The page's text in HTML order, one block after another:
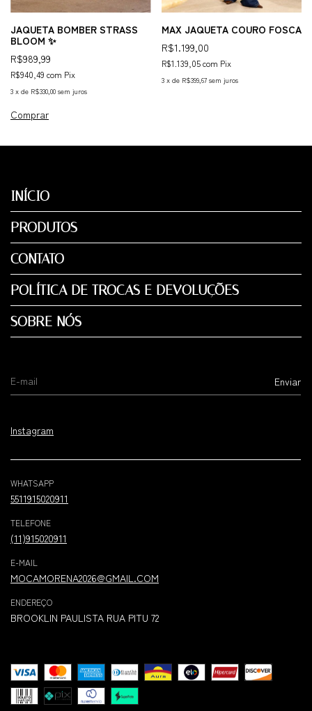
JAQUETA BOMBER STRASS
BLOOM ✨
R$989,99
R$940,49 com Pix
3 x de R$330,00 sem juros
Comprar
MAX JAQUETA COURO FOSCA
R$1.199,00
R$1.139,05com Pix
3 x de R$399,67 sem juros
INÍCIO
PRODUTOS
CONTATO
POLÍTICA DE TROCAS E DEVOLUÇÕES
SOBRE NÓS
Instagram
WHATSAPP
5511915020911
TELEFONE
(11)915020911
E-MAIL
MOCAMORENA2026@GMAIL.COM
ENDEREÇO
BROOKLIN PAULISTA RUA PITU 72